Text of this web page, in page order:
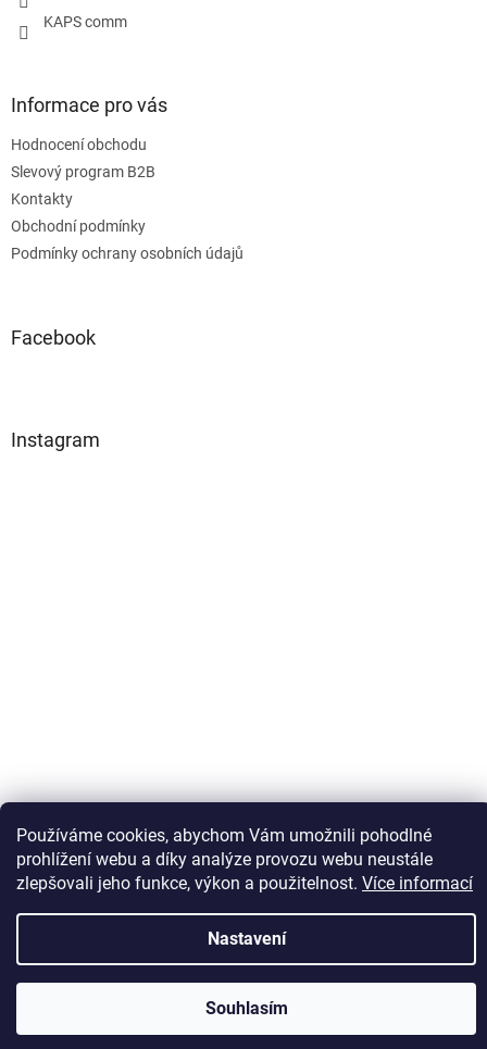
Používáme cookies, abychom Vám umožnili pohodlné
prohlížení webu a díky analýze provozu webu neustále
zlepšovali jeho funkce, výkon a použitelnost. Více informací
Nastavení
Souhlasím
KAPS comm
Informace pro vás
Hodnocení obchodu
Slevový program B2B
Kontakty
Obchodní podmínky
Podmínky ochrany osobních údajů
Facebook
Instagram
Sledovat na Instagramu
Copyright 2026Kaps comm. Všechna práva vyhrazena.